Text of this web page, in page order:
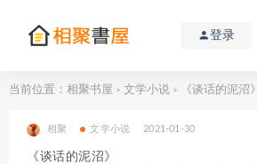
登录
当前位置： 相聚书屋 > 文学小说 > 《谈话的泥沼》
相聚 文学小说 2021-01-30
《谈话的泥沼》